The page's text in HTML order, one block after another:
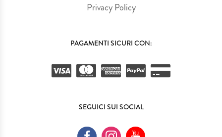
Privacy Policy
PAGAMENTI SICURI CON:
SEGUICI SUI SOCIAL